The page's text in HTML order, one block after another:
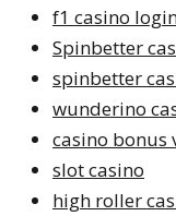
f1 casino
Spinbetter
spinbetter
wunderino
casino bonus
slot casino
high roller